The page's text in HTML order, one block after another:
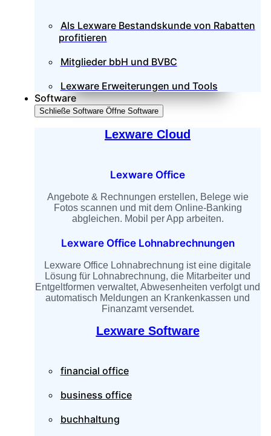
Als Lexware Bestandskunde von Rabatten
profitieren
Mitglieder bbH und BVBC
Lexware Erweiterungen und Tools
Software
Schließe Software Öffne Software
Lexware Cloud
Lexware Office
Angebote & Rechnungen erstellen, Belege wie
Fotos scannen und mit dem Online-Banking
abgleichen. Mobil per App arbeiten.
Lexware Office Lohnabrechnungen
Lexware Office Lohnabrechnung ist eine digitale
Lösung für Lohnabrechnung, die Mitarbeiter und
Entgeltformen verwaltet, Abwesenheiten verfolgt und
automatisch Meldungen an Krankenkassen und
Finanzamt versendet.
Lexware Software
financial office
business office
buchhaltung